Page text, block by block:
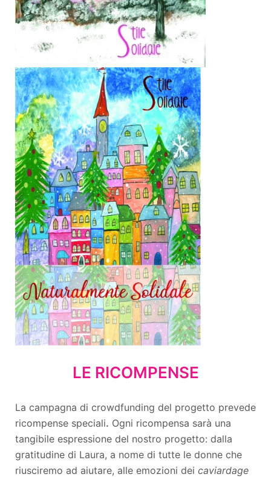
LE RICOMPENSE
La campagna di crowdfunding del progetto prevede
ricompense speciali. Ogni ricompensa sarà una
tangibile espressione del nostro progetto: dalla
gratitudine di Laura, a nome di tutte le donne che
riusciremo ad aiutare, alle emozioni dei caviardage